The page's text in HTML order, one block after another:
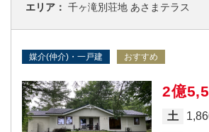
エリア： 千ヶ滝別荘地 あさまテラス
媒介(仲介)・一戸建 おすすめ
2億
土